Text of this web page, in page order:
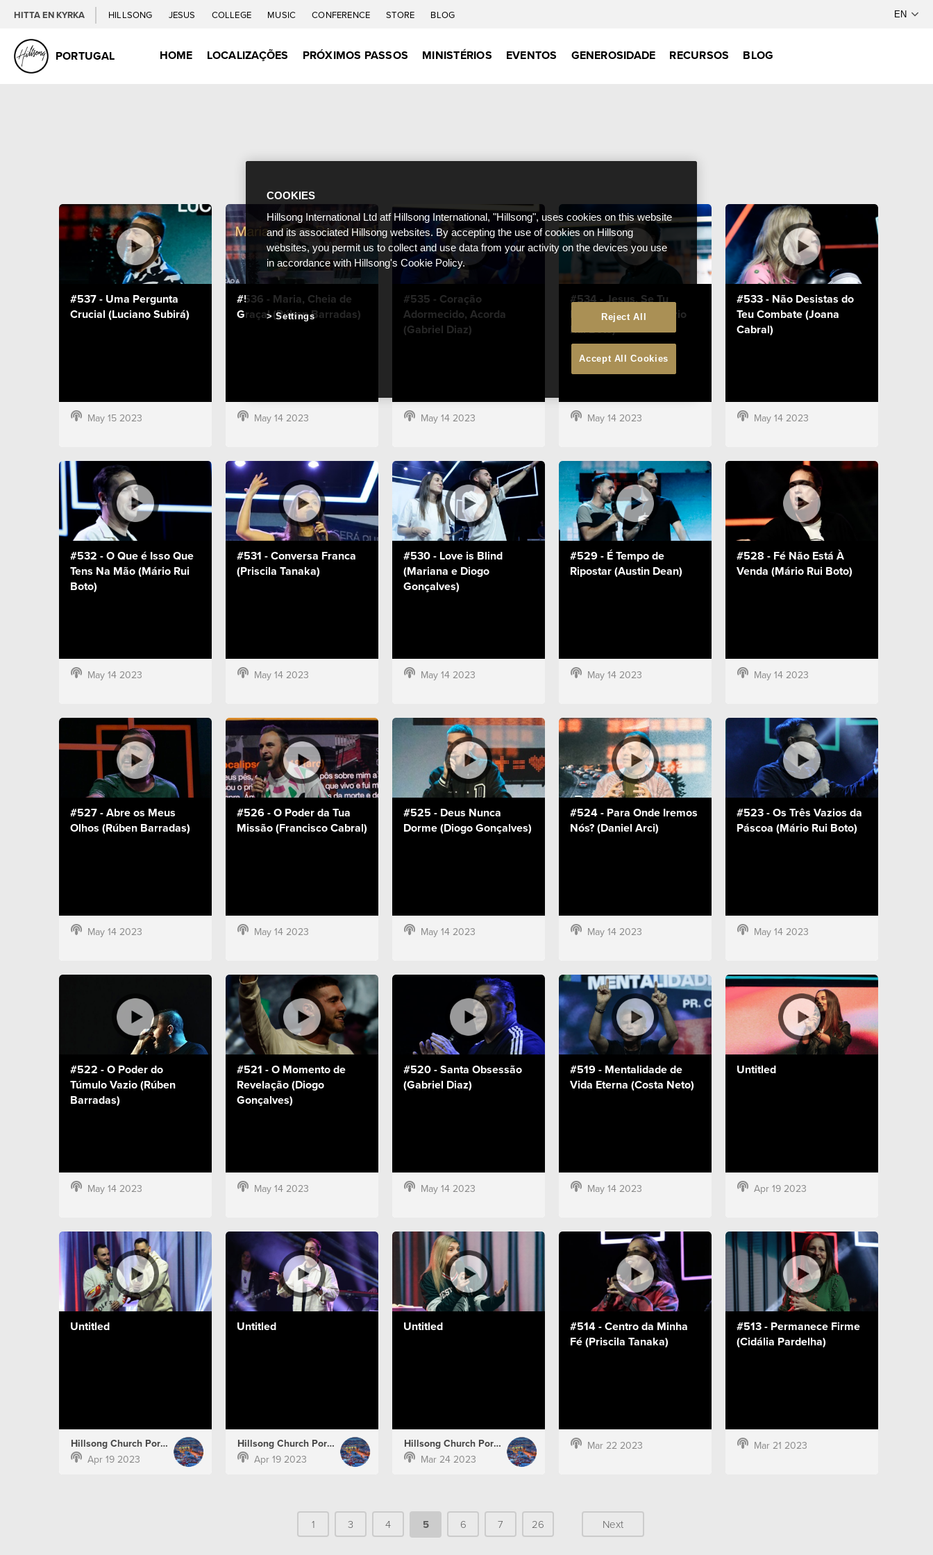
HITTA EN KYRKA HILLSONG JESUS COLLEGE MUSIC CONFERENCE STORE BLOG
PORTUGAL HOME LOCALIZAÇÕES PRÓXIMOS PASSOS MINISTÉRIOS EVENTOS GENEROSIDADE RECURSOS BLOG
#537 - Uma Pergunta
Crucial (Luciano Subirá)
May 15 2023
#536 - Maria, Cheia de
Graça! (Rúben Barradas)
May 14 2023
#535 - Coração
Adormecido, Acorda
(Gabriel Diaz)
May 14 2023
#534 - Jesus, Se Tu
Dizes, Eu Confio (Mário
Rui Boto)
May 14 2023
#533 - Não Desistas do
Teu Combate (Joana
Cabral)
May 14 2023
#532 - O Que é Isso Que
Tens Na Mão (Mário Rui
Boto)
May 14 2023
#531 - Conversa Franca
(Priscila Tanaka)
May 14 2023
#530 - Love is Blind
(Mariana e Diogo
Gonçalves)
May 14 2023
#529 - É Tempo de
Ripostar (Austin Dean)
May 14 2023
#528 - Fé Não Está À
Venda (Mário Rui Boto)
May 14 2023
#527 - Abre os Meus
Olhos (Rúben Barradas)
May 14 2023
#526 - O Poder da Tua
Missão (Francisco Cabral)
May 14 2023
#525 - Deus Nunca
Dorme (Diogo Gonçalves)
May 14 2023
#524 - Para Onde Iremos
Nós? (Daniel Arci)
May 14 2023
#523 - Os Três Vazios da
Páscoa (Mário Rui Boto)
May 14 2023
#522 - O Poder do
Túmulo Vazio (Rúben
Barradas)
May 14 2023
#521 - O Momento de
Revelação (Diogo
Gonçalves)
May 14 2023
#520 - Santa Obsessão
(Gabriel Diaz)
May 14 2023
#519 - Mentalidade de
Vida Eterna (Costa Neto)
May 14 2023
Untitled
Apr 19 2023
Untitled
Hillsong Church Portugal
Apr 19 2023
Untitled
Hillsong Church Portugal
Apr 19 2023
Untitled
Hillsong Church Portugal
Mar 24 2023
#514 - Centro da Minha
Fé (Priscila Tanaka)
Mar 22 2023
#513 - Permanece Firme
(Cidália Pardelha)
Mar 21 2023
1 3 4 5 6 7 26 Next
COOKIES
Hillsong International Ltd atf Hillsong International, "Hillsong", uses cookies on this website
and its associated Hillsong websites. By accepting the use of cookies on Hillsong
websites, you permit us to collect and use data from your activity on the devices you use
in accordance with Hillsong's Cookie Policy.
Reject All
Accept All Cookies
Settings